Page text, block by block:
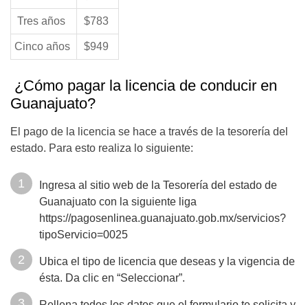
Tres años $783
Cinco años $949
¿Cómo pagar la licencia de conducir en
Guanajuato?
El pago de la licencia se hace a través de la tesorería del
estado. Para esto realiza lo siguiente:
Ingresa al sitio web de la Tesorería del estado de
Guanajuato con la siguiente liga
https://pagosenlinea.guanajuato.gob.mx/servicios?
tipoServicio=0025
Ubica el tipo de licencia que deseas y la vigencia de
ésta. Da clic en “Seleccionar”.